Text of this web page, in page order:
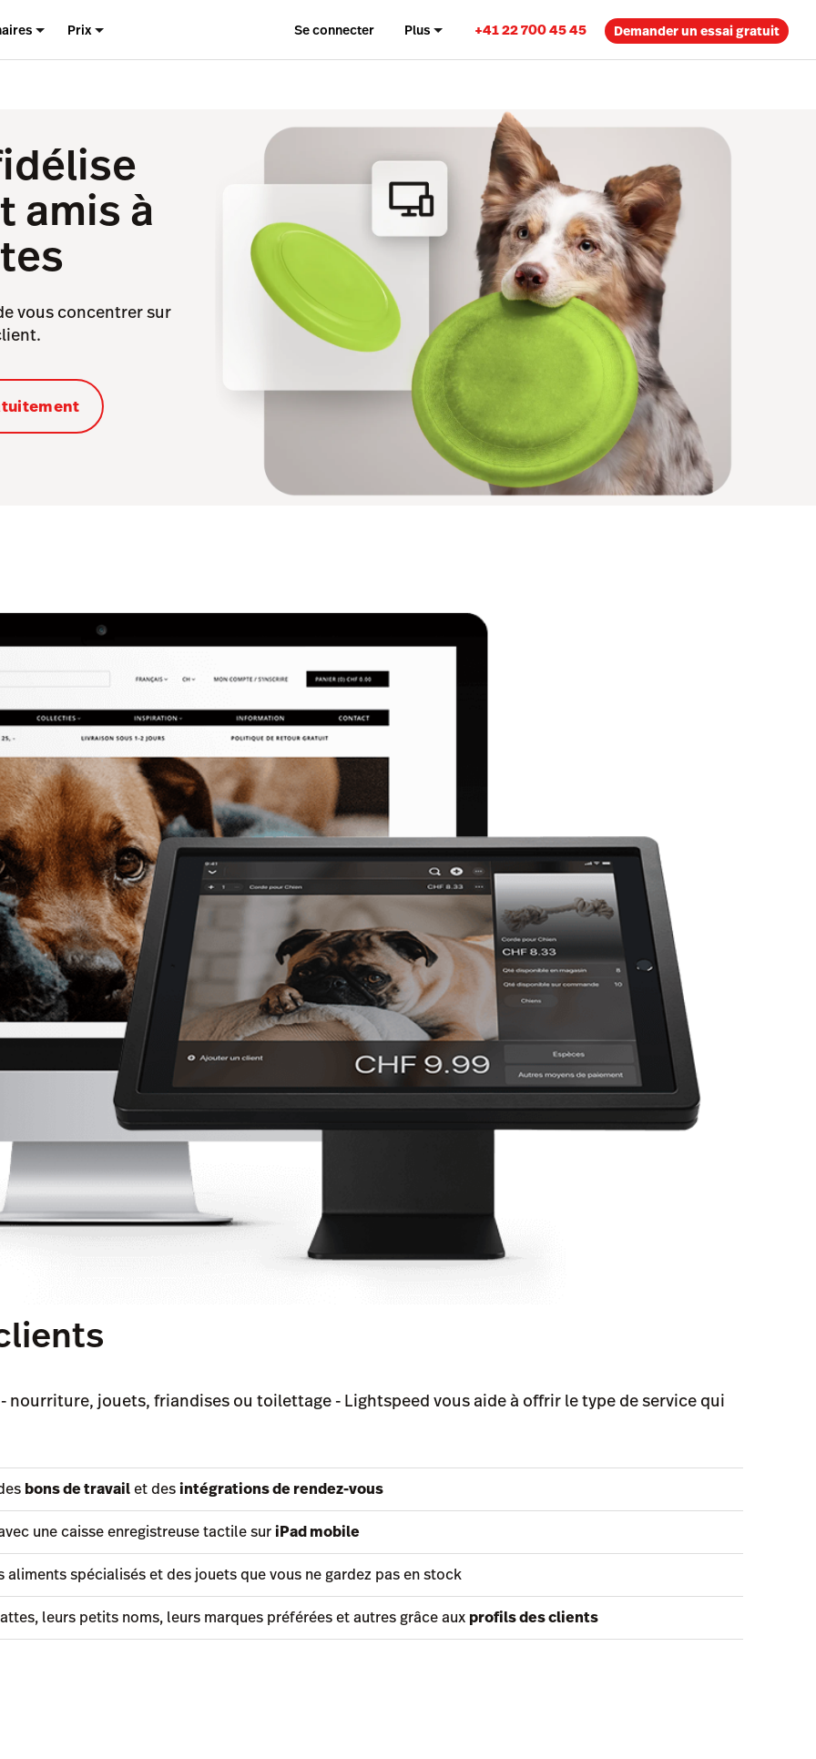
Prix Se connecter Plus +41 22 700 45 45 Demander un essai gratuit
amis à
vous concentrer sur
nourriture, jouets, friandises ou toilettage - Lightspeed vous aide à offrir le type de service qui
bons de travailet desintégrations de rendez-vous
une caisse enregistreuse tactile suriPad mobile
aliments spécialisés et des jouets que vous ne gardez pas en stock
leurs petits noms, leurs marques préférées et autres grâce aux profils des clients